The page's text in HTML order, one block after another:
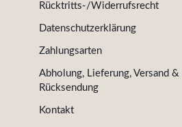
Rücktritts-/Widerrufsrecht
Datenschutzerklärung
Zahlungsarten
Abholung, Lieferung, Versand &
Rücksendung
Kontakt